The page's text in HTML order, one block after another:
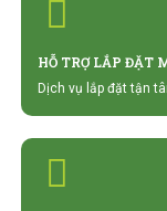
HỖ TRỢ LẮP ĐẶT
Dịch vụ lắp đặt tận